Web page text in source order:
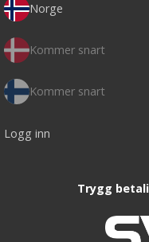
Norge
Kommer snart
Kommer snart
Logg inn
Trygg